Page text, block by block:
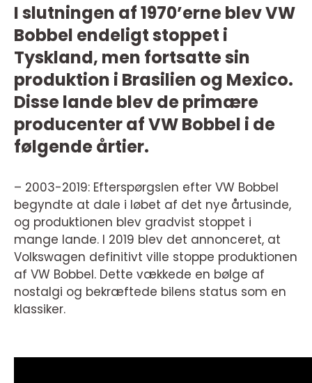
I slutningen af 1970’erne blev VW
Bobbel endeligt stoppet i
Tyskland, men fortsatte sin
produktion i Brasilien og Mexico.
Disse lande blev de primære
producenter af VW Bobbel i de
følgende årtier.
– 2003-2019: Efterspørgslen efter VW Bobbel
begyndte at dale i løbet af det nye årtusinde,
og produktionen blev gradvist stoppet i
mange lande. I 2019 blev det annonceret, at
Volkswagen definitivt ville stoppe produktionen
af VW Bobbel. Dette vækkede en bølge af
nostalgi og bekræftede bilens status som en
klassiker.